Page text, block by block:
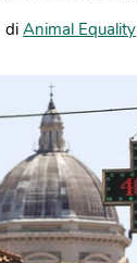
di Animal Equality